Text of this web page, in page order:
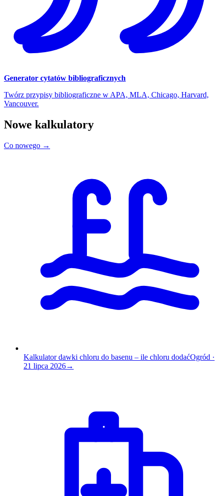
Generator cytatów bibliograficznych
Twórz przypisy bibliograficzne w APA, MLA, Chicago, Harvard,
Vancouver.
Nowe kalkulatory
Co nowego →
Kalkulator dawki chloru do basenu – ile chloru dodaćOgród ·
21 lipca 2026→